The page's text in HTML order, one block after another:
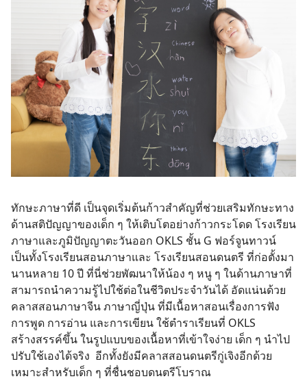
ทักษะภาษาที่ดี เป็นจุดเริ่มต้นก้าวสำคัญที่ช่วยเสริมทักษะทาง
ด้านสติปัญญาของเด็ก ๆ ให้เติบโตอย่างก้าวกระโดด โรงเรียน
ภาษาและภูมิปัญญาตะวันออก OKLS ชั้น G ฟอร์จูนทาวน์
เป็นทั้งโรงเรียนสอนภาษาและ โรงเรียนสอนดนตรี ที่ก่อตั้งมา
นานหลาย 10 ปี ที่นี่ช่วยพัฒนาให้น้อง ๆ หนู ๆ ในด้านภาษาที่
สามารถนำความรู้ไปใช้ต่อในชีวิตประจำวันได้ อัดแน่นด้วย
คลาสสอนภาษาจีน ภาษาญี่ปุ่น ที่มีเนื้อหาสอนเรื่องการฟัง
การพูด การอ่าน และการเขียน ใช้ตำราเรียนที่ OKLS
สร้างสรรค์ขึ้น ในรูปแบบของเนื้อหาที่เข้าใจง่าย เด็ก ๆ นำไป
ปรับใช้เองได้จริง อีกทั้งยังมีคลาสสอนดนตรีกู่เจิงอีกด้วย
เหมาะสำหรับเด็ก ๆ ที่ชื่นชอบดนตรีโบราณ